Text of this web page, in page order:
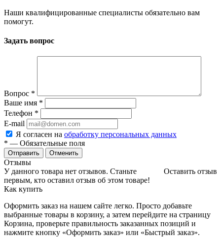
Наши квалифицированные специалисты обязательно вам
помогут.
Задать вопрос
Вопрос *
Ваше имя *
Телефон *
E-mail
Я согласен на обработку персональных данных
* — Обязательные поля
Отменить
Отзывы
Оставить отзыв
У данного товара нет отзывов. Станьте
первым, кто оставил отзыв об этом товаре!
Как купить
Оформить заказ на нашем сайте легко. Просто добавьте
выбранные товары в корзину, а затем перейдите на страницу
Корзина, проверьте правильность заказанных позиций и
нажмите кнопку «Оформить заказ» или «Быстрый заказ».